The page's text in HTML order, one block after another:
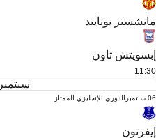
مانشستر يونايتد
إبسويتش تاون
11:30
سبتمبر 2026
06 سبتمبر الدوري الإنجليزي الممتاز
إيفرتون